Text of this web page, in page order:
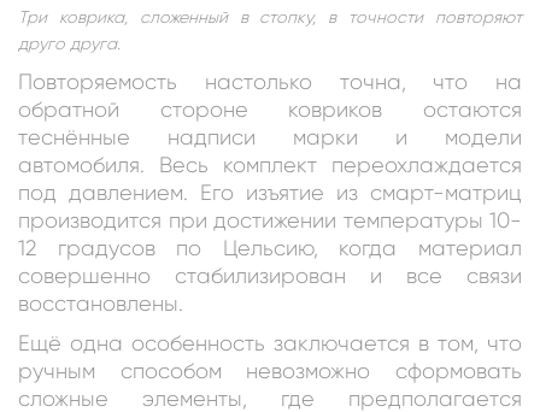
Три коврика, сложенный в стопку, в точности повторяют
друго друга.
Повторяемость настолько точна, что на
обратной стороне ковриков остаются
теснённые надписи марки и модели
автомобиля. Весь комплект переохлаждается
под давлением. Его изъятие из смарт-матриц
производится при достижении температуры 10-
12 градусов по Цельсию, когда материал
совершенно стабилизирован и все связи
восстановлены.
Ещё одна особенность заключается в том, что
ручным способом невозможно сформовать
сложные элементы, где предполагается